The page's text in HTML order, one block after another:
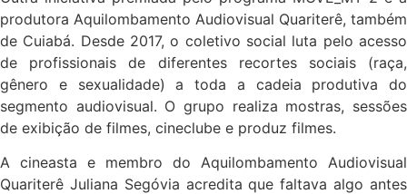
produtora Aquilombamento Audiovisual Quariterê, também
de Cuiabá. Desde 2017, o coletivo social luta pelo acesso
de profissionais de diferentes recortes sociais (raça,
gênero e sexualidade) a toda a cadeia produtiva do
segmento audiovisual. O grupo realiza mostras, sessões
de exibição de filmes, cineclube e produz filmes.
A cineasta e membro do Aquilombamento Audiovisual
Quariterê Juliana Segóvia acredita que faltava algo antes